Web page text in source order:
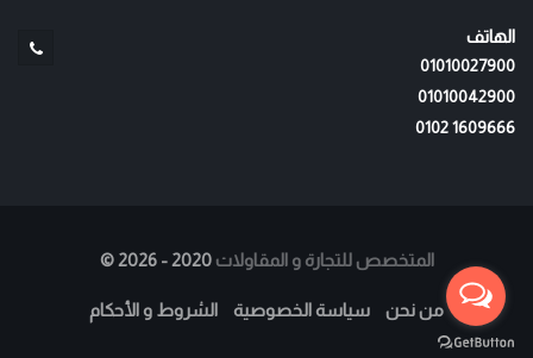
الهاتف
01010027900
01010042900
‭0102 1609666‬
© المتخصص للتجارة و المقاولات 2020 - 2026
من نحن سياسة الخصوصية الشروط و الأحكام